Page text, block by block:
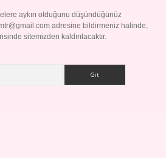
aykırı olduğunu düşündüğünüz
adresine bildirmeniz halinde,
sitemizden kaldırılacaktır.